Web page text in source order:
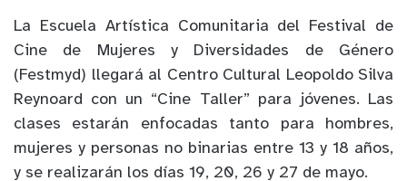
La Escuela Artística Comunitaria del Festival de
Cine de Mujeres y Diversidades de Género
(Festmyd) llegará al Centro Cultural Leopoldo Silva
Reynoard con un “Cine Taller” para jóvenes. Las
clases estarán enfocadas tanto para hombres,
mujeres y personas no binarias entre 13 y 18 años,
y se realizarán los días 19, 20, 26 y 27 de mayo.